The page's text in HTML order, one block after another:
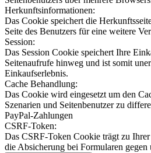
Herkunftsinformationen:
Das Cookie speichert die
Seite des Benutzers für eine weitere
Session:
Das Session Cookie speichert Ihre
Seitenaufrufe hinweg und ist somit
Einkaufserlebnis.
Cache Behandlung:
Das Cookie wird eingesetzt um den
Szenarien und Seitenbenutzer zu
PayPal-Zahlungen
CSRF-Token:
Das CSRF-Token Cookie trägt zu
die Absicherung bei Formularen